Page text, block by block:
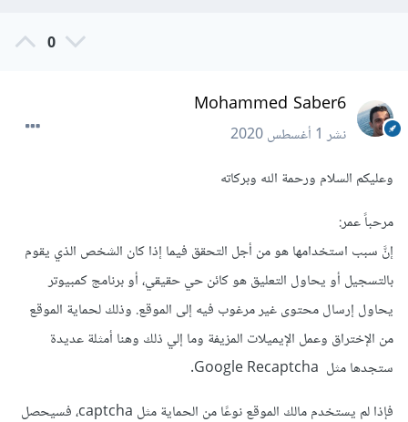
0
Mohammed Saber6
نشر1 أغسطس 2020
وعليكم السلام ورحمة الله وبركاته
مرحباً عمر:
إنَّ سبب استخدامها هو من أجل التحقق فيما إذا كان الشخص الذي يقوم
بالتسجيل أو يحاول التعليق هو كائن حي حقيقي، أو برنامج كمبيوتر
يحاول إرسال محتوى غير مرغوب فيه إلى الموقع. وذلك لحماية الموقع
من الإختراق وعمل الإيميلات المزيفة وما إلي ذلك وهنا أمثلة عديدة
ستجدها مثل Google Recaptcha.
فإذا لم يستخدم مالك الموقع نوعًا من الحماية مثل captcha، فسيحصل